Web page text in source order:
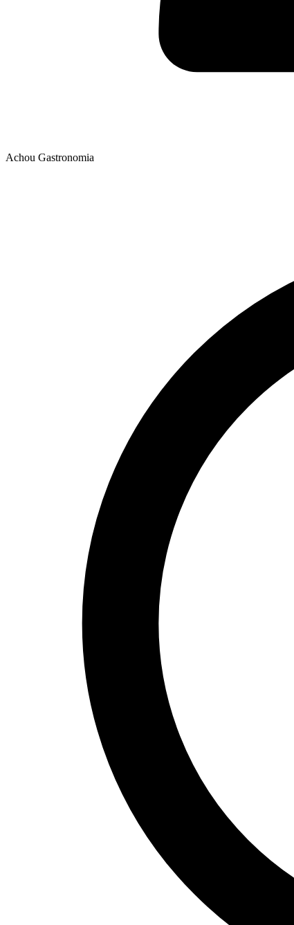
Achou Gastronomia